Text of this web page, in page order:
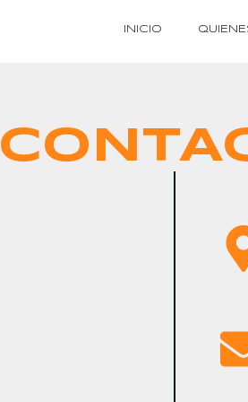
INICIO